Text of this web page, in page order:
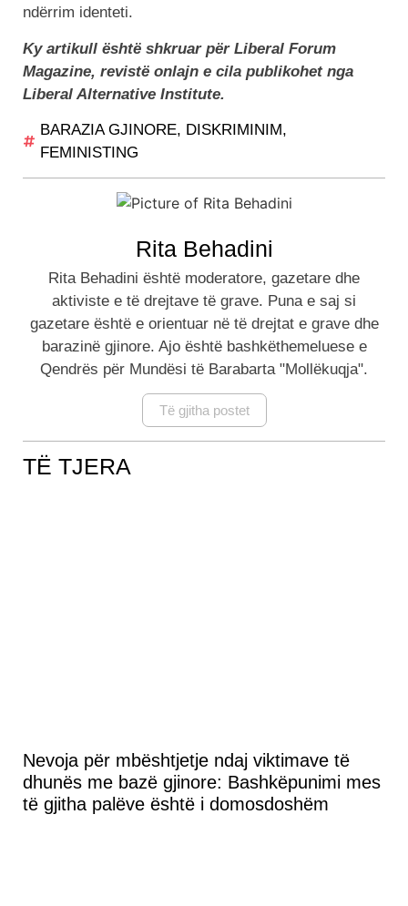
ndërrim identeti.
Ky artikull është shkruar për Liberal Forum
Magazine, revistë onlajn e cila publikohet nga
Liberal Alternative Institute.
BARAZIA GJINORE, DISKRIMINIM,
FEMINISTING
Rita Behadini
Rita Behadini është moderatore, gazetare dhe
aktiviste e të drejtave të grave. Puna e saj si
gazetare është e orientuar në të drejtat e grave dhe
barazinë gjinore. Ajo është bashkëthemeluese e
Qendrës për Mundësi të Barabarta "Mollëkuqja".
Të gjitha postet
TË TJERA
Nevoja për mbështjetje ndaj viktimave të
dhunës me bazë gjinore: Bashkëpunimi mes
të gjitha palëve është i domosdoshëm